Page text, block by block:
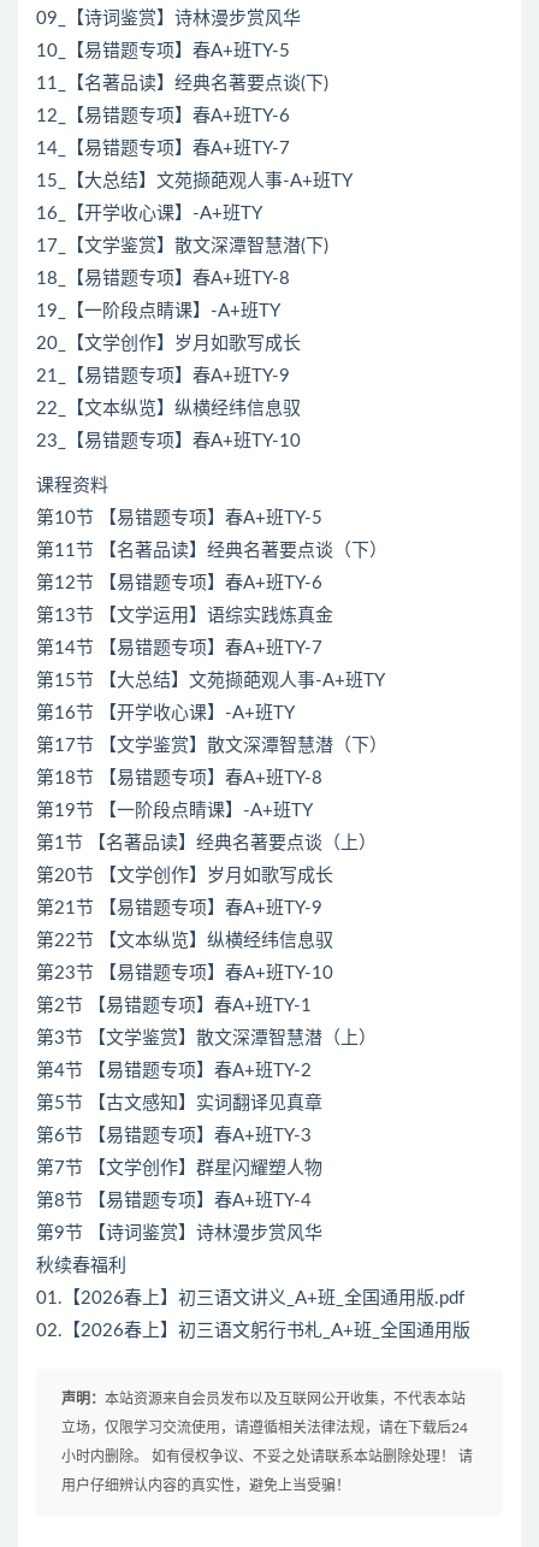
09_【诗词鉴赏】诗林漫步赏风华
10_【易错题专项】春A+班TY-5
11_【名著品读】经典名著要点谈(下)
12_【易错题专项】春A+班TY-6
14_【易错题专项】春A+班TY-7
15_【大总结】文苑撷葩观人事-A+班TY
16_【开学收心课】-A+班TY
17_【文学鉴赏】散文深潭智慧潜(下)
18_【易错题专项】春A+班TY-8
19_【一阶段点睛课】-A+班TY
20_【文学创作】岁月如歌写成长
21_【易错题专项】春A+班TY-9
22_【文本纵览】纵横经纬信息驭
23_【易错题专项】春A+班TY-10
课程资料
第10节 【易错题专项】春A+班TY-5
第11节 【名著品读】经典名著要点谈（下）
第12节 【易错题专项】春A+班TY-6
第13节 【文学运用】语综实践炼真金
第14节 【易错题专项】春A+班TY-7
第15节 【大总结】文苑撷葩观人事-A+班TY
第16节 【开学收心课】-A+班TY
第17节 【文学鉴赏】散文深潭智慧潜（下）
第18节 【易错题专项】春A+班TY-8
第19节 【一阶段点睛课】-A+班TY
第1节 【名著品读】经典名著要点谈（上）
第20节 【文学创作】岁月如歌写成长
第21节 【易错题专项】春A+班TY-9
第22节 【文本纵览】纵横经纬信息驭
第23节 【易错题专项】春A+班TY-10
第2节 【易错题专项】春A+班TY-1
第3节 【文学鉴赏】散文深潭智慧潜（上）
第4节 【易错题专项】春A+班TY-2
第5节 【古文感知】实词翻译见真章
第6节 【易错题专项】春A+班TY-3
第7节 【文学创作】群星闪耀塑人物
第8节 【易错题专项】春A+班TY-4
第9节 【诗词鉴赏】诗林漫步赏风华
秋续春福利
01.【2026春上】初三语文讲义_A+班_全国通用版.pdf
02.【2026春上】初三语文躬行书札_A+班_全国通用版
声明： 本站资源来自会员发布以及互联网公开收集，不代表本站
立场，仅限学习交流使用，请遵循相关法律法规，请在下载后24
小时内删除。 如有侵权争议、不妥之处请联系本站删除处理！ 请
用户仔细辨认内容的真实性，避免上当受骗！